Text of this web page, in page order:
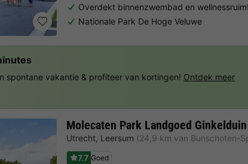
Overdekt binnenzwembad en
Nationale Park De Hoge Veluwe
Molecaten Park Landgoed Ginkelduin
Utrecht, Leersum (24,9 km van Bunschoten-
7.7 Goed
spontane vakantie & profiteer van kortingen! Ontdek meer